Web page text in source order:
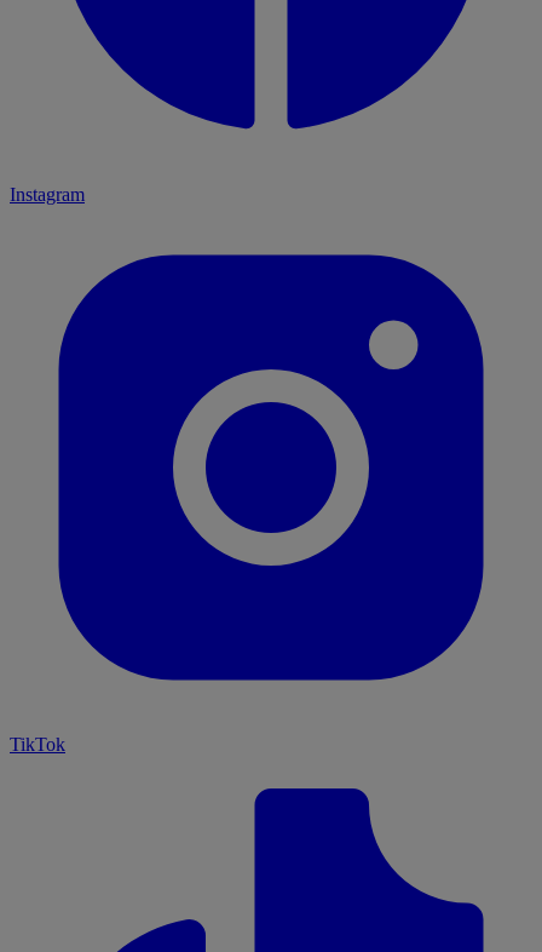
Instagram
TikTok